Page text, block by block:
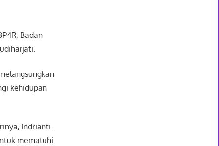
Badan
kehidupan
Indrianti.
mematuhi